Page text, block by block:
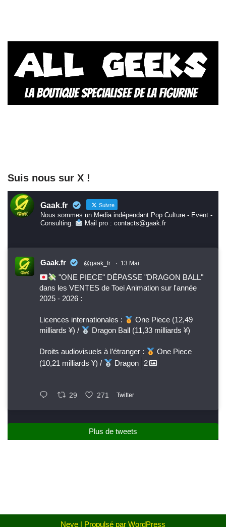
Suis nous sur X !
Gaak.fr Suivre
Nous sommes un Media indépendant Pop Culture - Event -
Consulting.
Mail pro : contacts@gaak.fr
Gaak.fr @gaak_fr · 13 Mai
"ONE PIECE" DÉPASSE "DRAGON BALL"
dans les VENTES de Toei Animation sur l'année
2025 - 2026 :
Licences internationales :
One Piece (12,49
milliards ¥) /
Dragon Ball (11,33 milliards ¥)
Droits audiovisuels à l’étranger :
One Piece
(10,21 milliards ¥) /
Dragon 2
29 271 Twitter
Plus de tweets
Neve | Propulsé par WordPress